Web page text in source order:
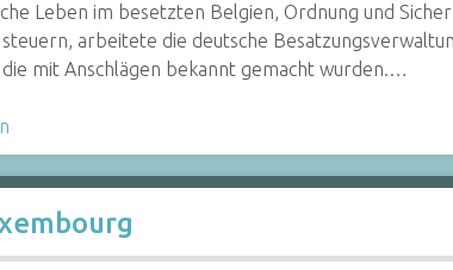
Leben im besetzten Belgien, Ordnung und
arbeitete die deutsche
mit Anschlägen bekannt gemacht wurden.…